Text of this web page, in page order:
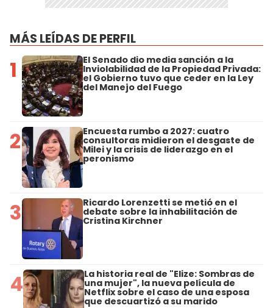
MÁS LEÍDAS DE PERFIL
1 El Senado dio media sanción a la
Inviolabilidad de la Propiedad Privada:
el Gobierno tuvo que ceder en la Ley
del Manejo del Fuego
2 Encuesta rumbo a 2027: cuatro
consultoras midieron el desgaste de
Milei y la crisis de liderazgo en el
peronismo
3 Ricardo Lorenzetti se metió en el
debate sobre la inhabilitación de
Cristina Kirchner
4 La historia real de "Elize: Sombras de
una mujer", la nueva película de
Netflix sobre el caso de una esposa
que descuartizó a su marido